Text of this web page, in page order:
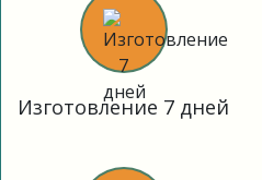
Изготовление 7 дней